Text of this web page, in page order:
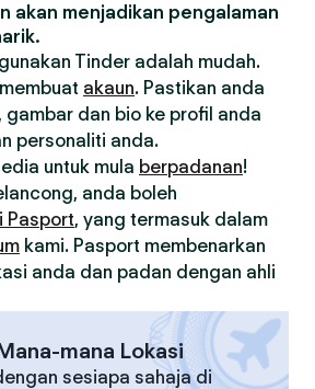
akan menjadikan pengalaman
Tinder adalah mudah.
akaun. Pastikan anda
gambar dan bio ke profil anda
personaliti anda.
untuk mula berpadanan!
anda boleh
Pasport, yang termasuk dalam
kami. Pasport membenarkan
anda dan padan dengan ahli
mana Lokasi
sesiapa sahaja di